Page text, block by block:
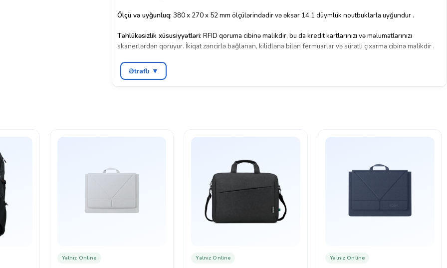
Ölçü və uyğunluq: 380 x 270 x 52 mm ölçülərindədir və əksər 14.1 düymlük noutbuklarla uyğundur .
Təhlükəsizlik xüsusiyyətləri: RFID qoruma cibinə malikdir, bu da kredit kartlarınızı və məlumatlarınızı
skanerlərdən qoruyur. İkiqat zəncirlə bağlanan, kilidlənə bilən fermuarlar və sürətli çıxarma cibinə malikdir .
Bluetooth izləyici cib:
daxil deyil).
Ətraflı ▼
Yalnız Online Yalnız Online Yalnız Online